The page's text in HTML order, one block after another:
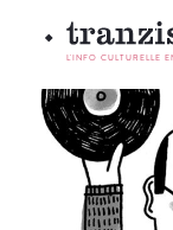
L'INFO CULTURELLE